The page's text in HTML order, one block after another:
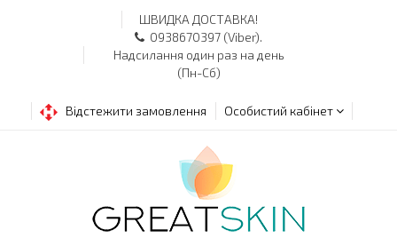
ШВИДКА ДОСТАВКА!
0938670397 (Viber).
Надсилання один раз на день
(Пн-Сб)
Відстежити замовлення Особистий кабінет